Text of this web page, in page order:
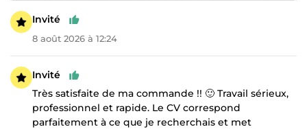
Invité
8 août 2026 à 12:24
Invité
Très satisfaite de ma commande !! 🙂 Travail sérieux,
professionnel et rapide. Le CV correspond
parfaitement à ce que je recherchais et met